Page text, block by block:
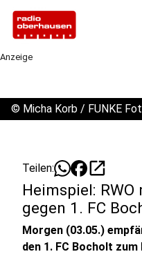
Anzeige
© Micha Korb / FUNKE
Teilen: open_in_new
Heimspiel:
gegen 1. FC
Morgen (03.05.)
den 1. FC Bocholt